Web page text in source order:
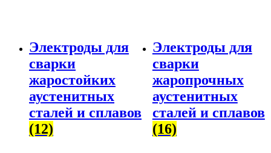
Электроды для
сварки
жаростойких
аустенитных
сталей и сплавов
(12)
Электроды для
сварки
жаропрочных
аустенитных
сталей и сплавов
(16)